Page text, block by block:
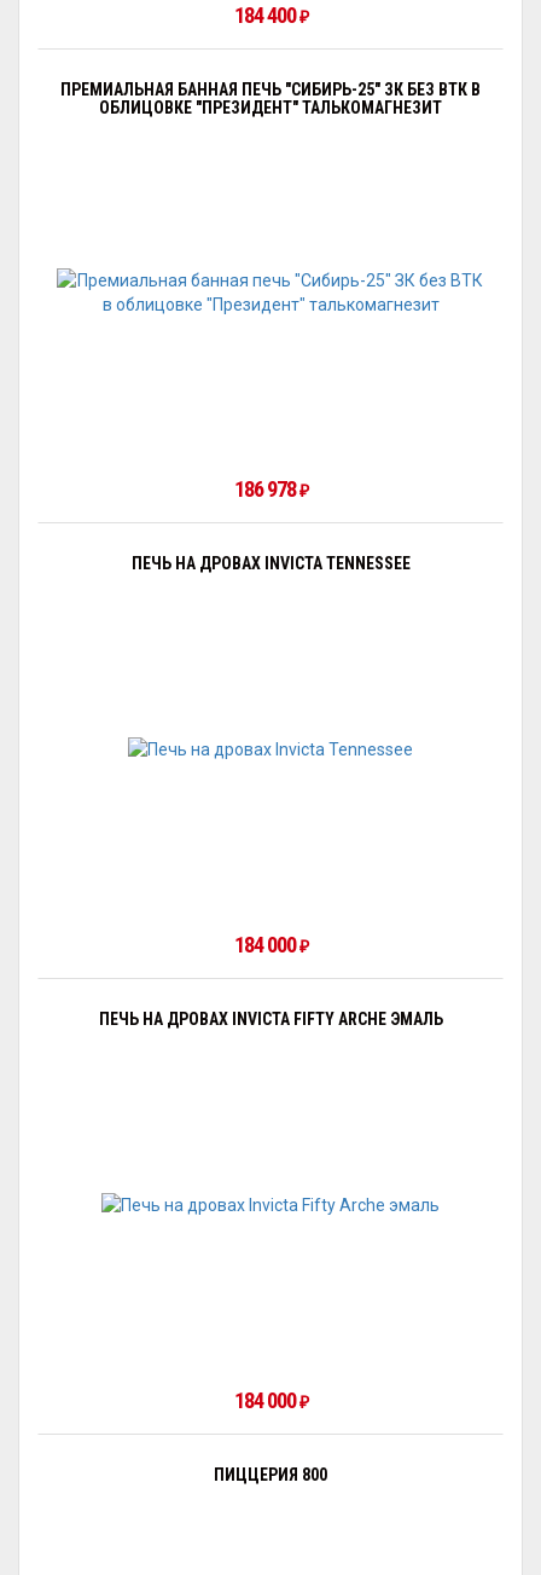
184 400₽
ПРЕМИАЛЬНАЯ БАННАЯ ПЕЧЬ "СИБИРЬ-25" ЗК БЕЗ ВТК В
ОБЛИЦОВКЕ "ПРЕЗИДЕНТ" ТАЛЬКОМАГНЕЗИТ
186 978₽
ПЕЧЬ НА ДРОВАХ INVICTA TENNESSEE
184 000₽
ПЕЧЬ НА ДРОВАХ INVICTA FIFTY ARCHE ЭМАЛЬ
184 000₽
ПИЦЦЕРИЯ 800